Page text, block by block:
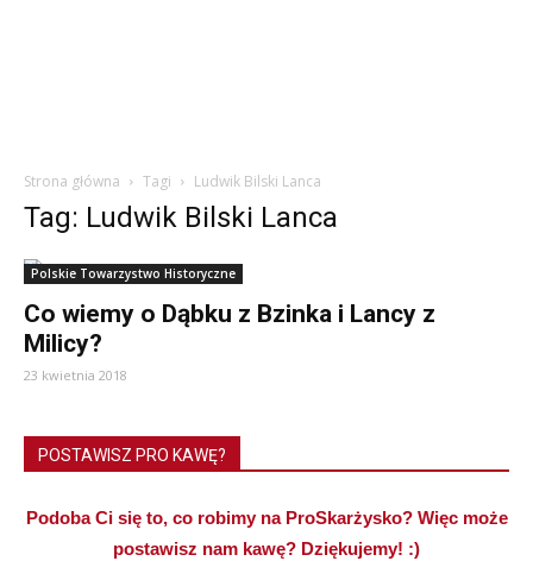
Strona główna Tagi Ludwik Bilski Lanca
Tag: Ludwik Bilski Lanca
Polskie Towarzystwo Historyczne
Co wiemy o Dąbku z Bzinka i Lancy z
Milicy?
23 kwietnia 2018
POSTAWISZ PRO KAWĘ?
Podoba Ci się to, co robimy na ProSkarżysko? Więc może
postawisz nam kawę? Dziękujemy! :)